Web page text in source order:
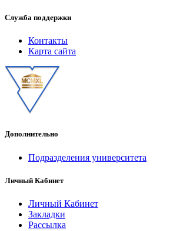
Служба поддержки
Контакты
Карта сайта
Дополнительно
Подразделения университета
Личный Кабинет
Личный Кабинет
Закладки
Рассылка